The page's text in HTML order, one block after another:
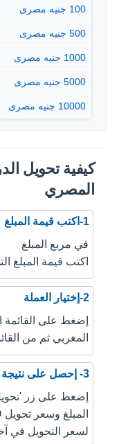
100 جنيه مصرى
500 جنيه مصرى
1000 جنيه مصرى
5000 جنيه مصرى
10000 جنيه مصرى
كيفية تحويل
المصري
1-اكتب قيمة المبلغ
في مربع المبلغ
اكتب قيمة المبلغ
2-إختيار العملة
إضغط على القائمة
المغربي ثم من
3- إحصل على نتيجة التحويل
إضغط على زر
لسعر التحويل في